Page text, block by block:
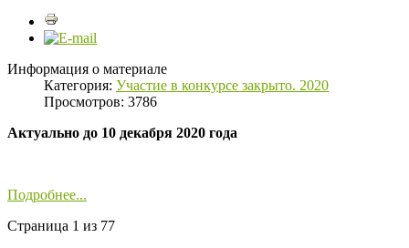
Информация о материале
Категория: Участие в конкурсе закрыто. 2020
Просмотров: 3786
Актуально до 10 декабря 2020 года
Подробнее...
Страница 1 из 77